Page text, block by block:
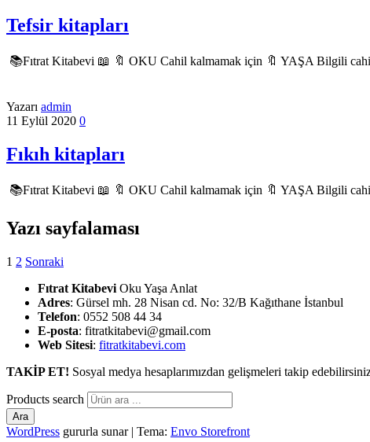
Tefsir kitapları
📚Fıtrat Kitabevi 📖 🔖 OKU Cahil kalmamak için 🔖 YAŞA Bilgili
Yazarı admin
11 Eylül 2020 0
Fıkıh kitapları
📚Fıtrat Kitabevi 📖 🔖 OKU Cahil kalmamak için 🔖 YAŞA Bilgili
Yazı sayfalaması
1 2 Sonraki
Fıtrat Kitabevi Oku Yaşa Anlat
Adres: Gürsel mh. 28 Nisan cd. No: 32/B Kağıthane İstanbul
Telefon: 0552 508 44 34
E-posta: fitratkitabevi@gmail.com
Web Sitesi: fitratkitabevi.com
TAKİP ET! Sosyal medya hesaplarımızdan gelişmeleri takip
Products search
Ara
WordPress gururla sunar | Tema: Envo Storefront